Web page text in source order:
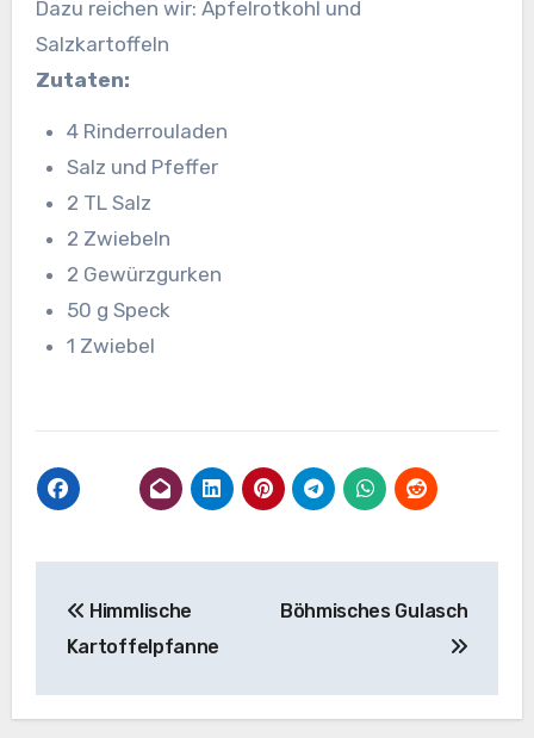
Dazu reichen wir: Apfelrotkohl und
Salzkartoffeln
Zutaten:
4 Rinderrouladen
Salz und Pfeffer
2 TL Salz
2 Zwiebeln
2 Gewürzgurken
50 g Speck
1 Zwiebel
Himmlische
Kartoffelpfanne
Böhmisches Gulasch